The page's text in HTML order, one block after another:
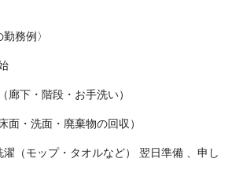
務例〉
下・階段・お手洗い）
・洗面・廃棄物の回収）
（モップ・タオルなど） 翌日準備 、申し